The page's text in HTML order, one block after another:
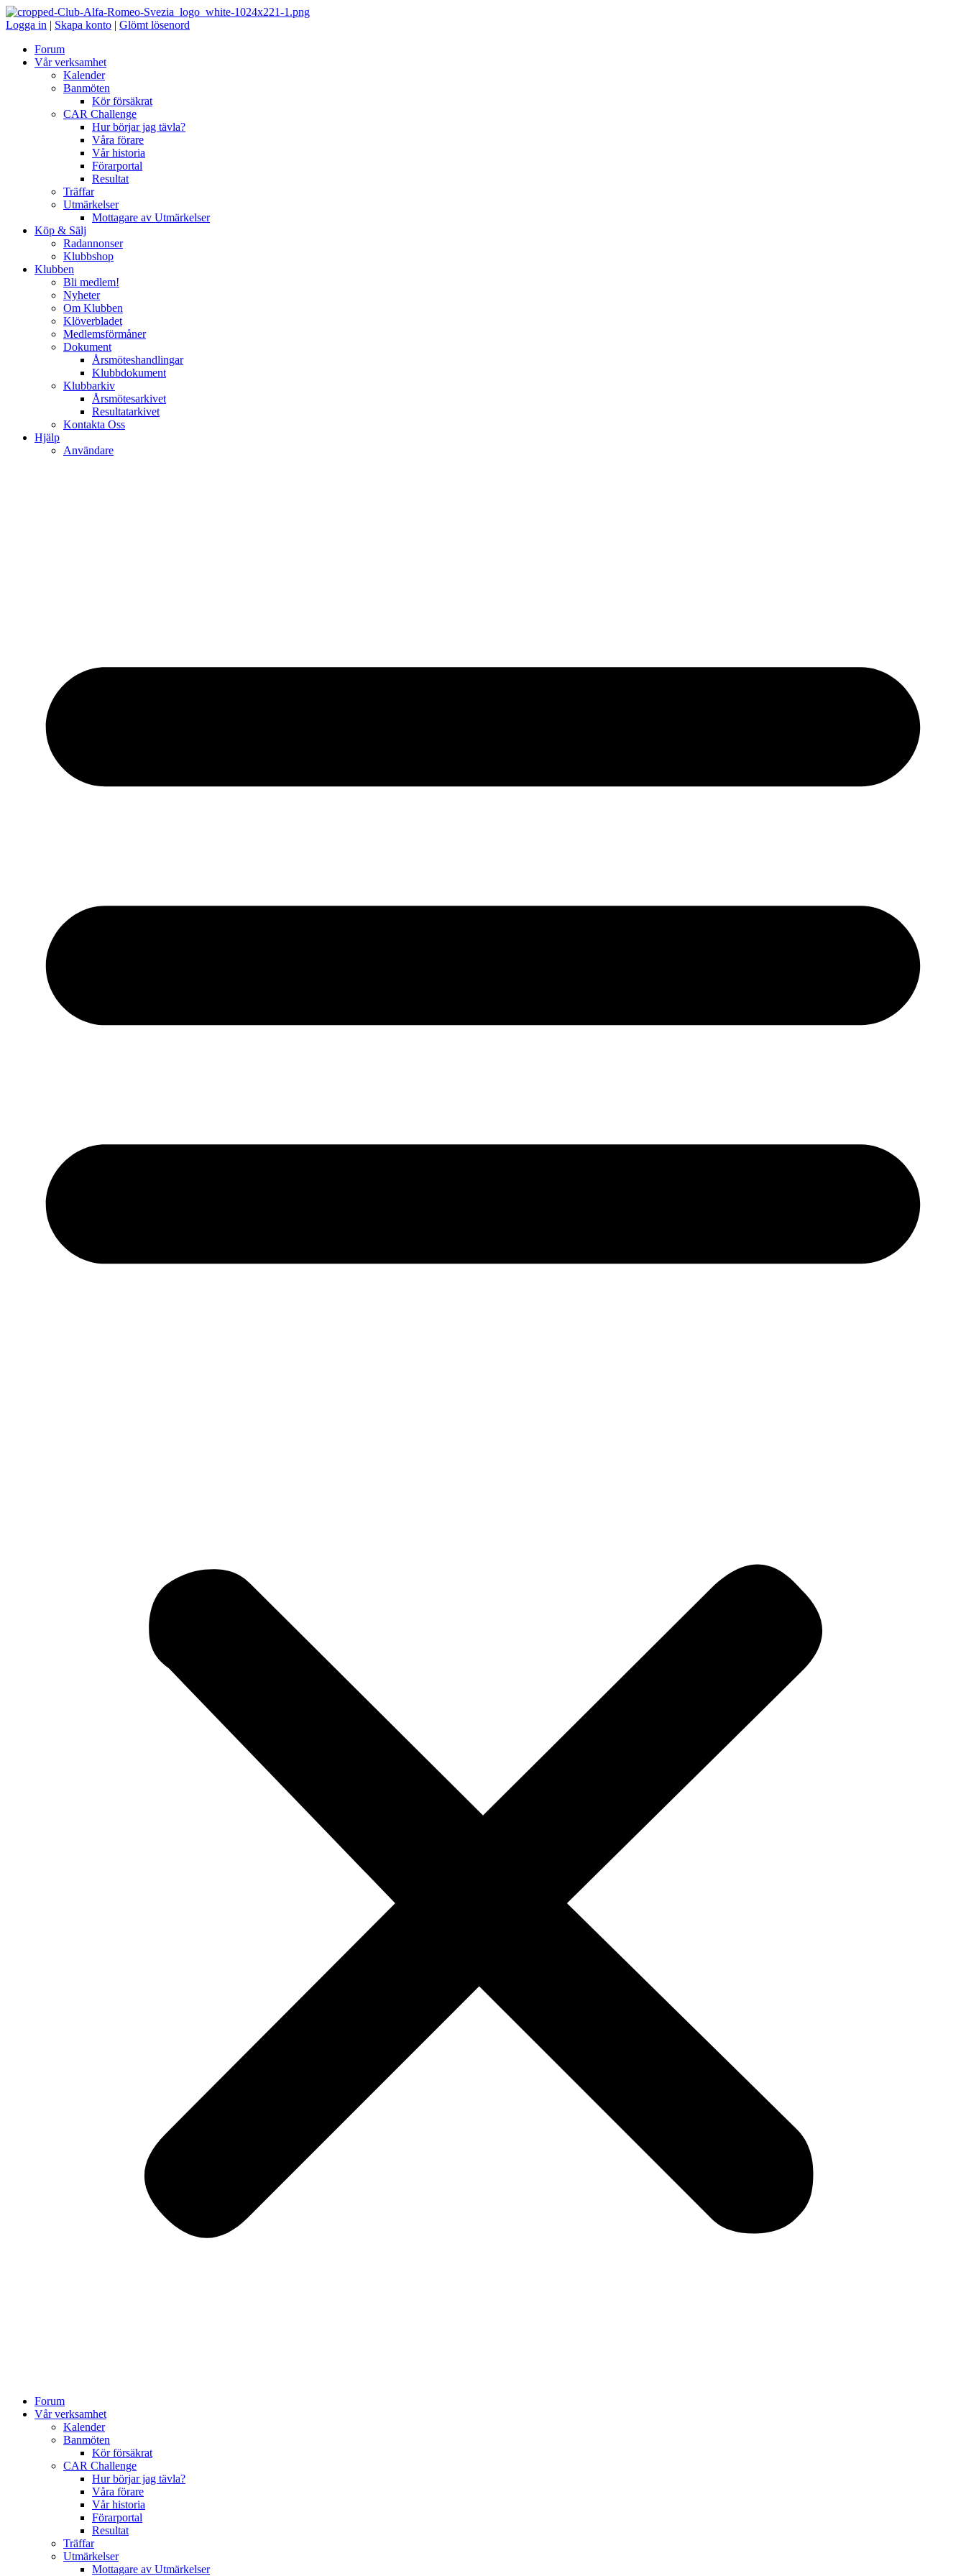
Logga in | Skapa konto | Glömt lösenord
Forum
Vår verksamhet
Kalender
Banmöten
Kör försäkrat
CAR Challenge
Hur börjar jag tävla?
Våra förare
Vår historia
Förarportal
Resultat
Träffar
Utmärkelser
Mottagare av Utmärkelser
Köp & Sälj
Radannonser
Klubbshop
Klubben
Bli medlem!
Nyheter
Om Klubben
Klöverbladet
Medlemsförmåner
Dokument
Årsmöteshandlingar
Klubbdokument
Klubbarkiv
Årsmötesarkivet
Resultatarkivet
Kontakta Oss
Hjälp
Användare
Forum
Vår verksamhet
Kalender
Banmöten
Kör försäkrat
CAR Challenge
Hur börjar jag tävla?
Våra förare
Vår historia
Förarportal
Resultat
Träffar
Utmärkelser
Mottagare av Utmärkelser